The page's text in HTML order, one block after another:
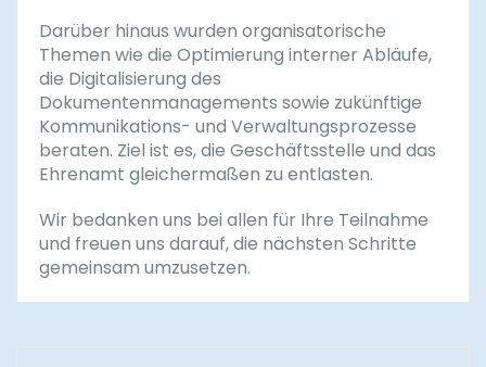
Darüber hinaus wurden organisatorische
Themen wie die Optimierung interner Abläufe,
die Digitalisierung des
Dokumentenmanagements sowie zukünftige
Kommunikations- und Verwaltungsprozesse
beraten. Ziel ist es, die Geschäftsstelle und das
Ehrenamt gleichermaßen zu entlasten.
Wir bedanken uns bei allen für Ihre Teilnahme
und freuen uns darauf, die nächsten Schritte
gemeinsam umzusetzen.